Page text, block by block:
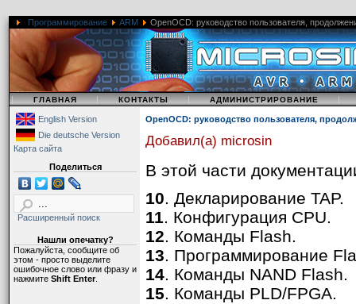
Программирование ARM OpenOCD: руководство пользователя,
| ГЛАВНАЯ | КОНТАКТЫ | АДМИНИСТРИРОВАНИЕ |
English Version
Die deutsche Version
Карта сайта
Поделиться
Расширенный поиск
Нашли опечатку?
Пожалуйста, сообщите об
этом - просто выделите
ошибочное слово или фразу и
нажмите Shift Enter.
OpenOCD: руководство пользователя,
Добавил(а) microsin
В этой части
10. Декларирование TAP.
11. Конфигурация CPU.
12. Команды Flash.
13. Программирование
14. Команды NAND Flash.
15. Команды PLD/FPGA.